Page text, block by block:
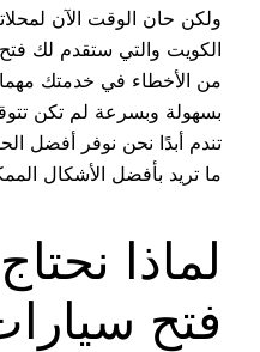
ولكن حان الوقت الآن
الكويت والتي ستقدم لك فتح
من الأخطاء في خدمتك
بسهولة وبسرعة لم تكن
تندم أبدًا نحن نوفر أفضل
ما تريد بأفضل الأشكال
لماذا
فتح